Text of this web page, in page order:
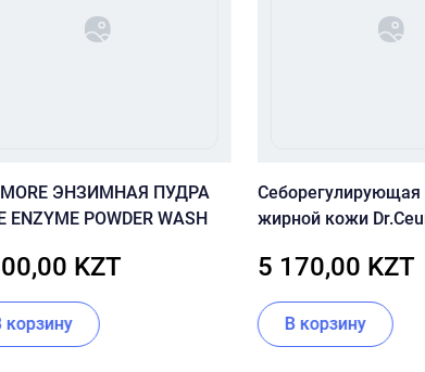
MORE ЭНЗИМНАЯ ПУДРА
ENZYME POWDER WASH
KZT
В корзину
Себорегулирующая
жирной кожи
5 170,00 KZT
В корзину